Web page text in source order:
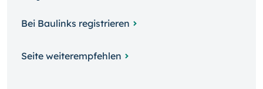
Bei Baulinks registrieren
Seite weiterempfehlen